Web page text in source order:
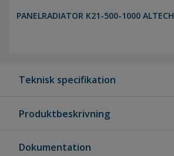
PANELRADIATOR K21-500-1000 ALTECH
Teknisk specifikation
Produktbeskrivning
Dokumentation